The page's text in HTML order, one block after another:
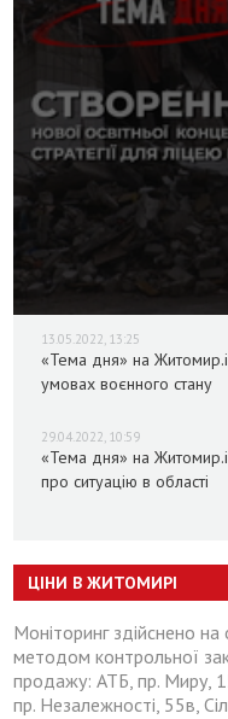
13.05.2022, 13:25
«Тема дня» на
умовах воєнного стану
29.04.2022, 10:59
«Тема дня» на
про ситуацію в області
ЦІНИ В ЖИТОМИРІ
Моніторинг здійснено на
методом контрольної
продажу: АТБ, пр. Миру,
пр. Незалежності, 55в,